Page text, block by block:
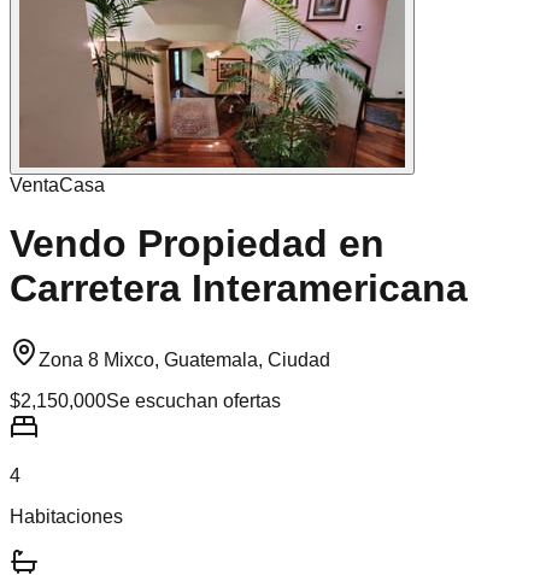
VentaCasa
Vendo Propiedad en
Carretera Interamericana
Zona 8 Mixco, Guatemala, Ciudad
$2,150,000Se escuchan ofertas
4
Habitaciones